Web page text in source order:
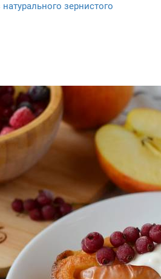
зернистого